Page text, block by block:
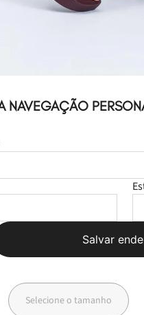
NAVEGAÇÃO
Salvar
Selecione o tamanho